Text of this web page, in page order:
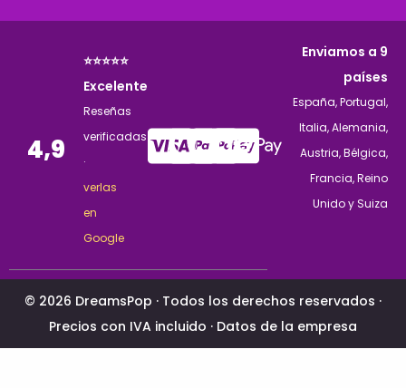
4,9
⭐⭐⭐⭐⭐
Excelente
Reseñas
verificadas
·
verlas
en
Google
Enviamos a 9
países
España, Portugal,
Italia, Alemania,
Austria, Bélgica,
Francia, Reino
Unido y Suiza
© 2026 DreamsPop · Todos los derechos reservados ·
Precios con IVA incluido · Datos de la empresa